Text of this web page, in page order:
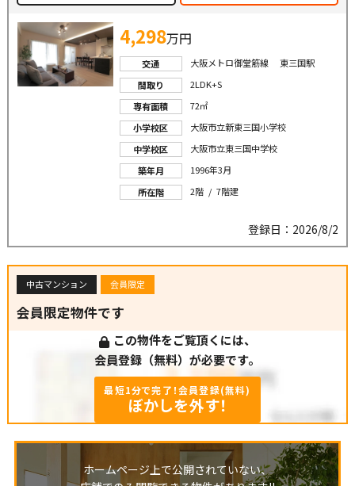
4,298万円
交通
大阪メトロ御堂筋線 東三国駅
間取り
2LDK+S
専有面積
72㎡
小学校区
大阪市立新東三国小学校
中学校区
大阪市立東三国中学校
築年月
1996年3月
所在階
2階 / 7階建
登録日：2026/8/2
中古マンション 会員限定
会員限定物件です
この物件をご覧頂くには、
会員登録（無料）が必要です。
最短1分で完了！会員登録(無料)
ぼかしを外す！
ホームページ上で公開されていない、